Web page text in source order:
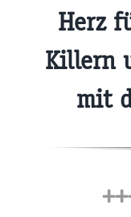
Herz
Killern
mit